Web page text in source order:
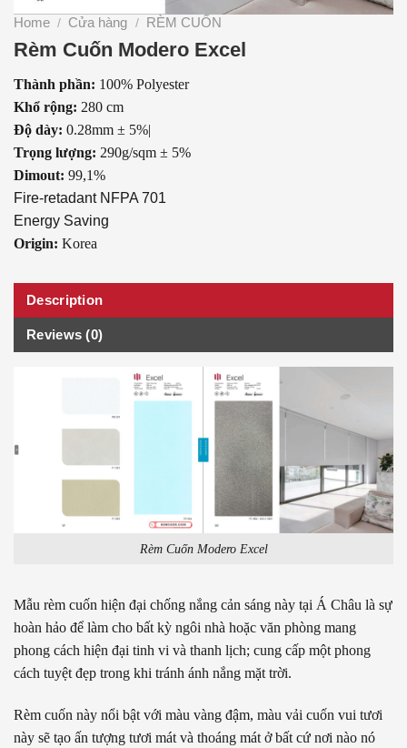
Home / Cửa hàng / RÈM CUỐN
Rèm Cuốn Modero Excel
Thành phần: 100% Polyester
Khổ rộng: 280 cm
Độ dày: 0.28mm ± 5%|
Trọng lượng: 290g/sqm ± 5%
Dimout: 99,1%
Fire-retadant NFPA 701
Energy Saving
Origin: Korea
Description
Reviews (0)
Rèm Cuốn Modero Excel
Mẫu rèm cuốn hiện đại chống nắng cản sáng này tại Á Châu là sự
hoàn hảo để làm cho bất kỳ ngôi nhà hoặc văn phòng mang
phong cách hiện đại tinh vi và thanh lịch; cung cấp một phong
cách tuyệt đẹp trong khi tránh ánh nắng mặt trời.
Rèm cuốn này nổi bật với màu vàng đậm, màu vải cuốn vui tươi
này sẽ tạo ấn tượng tươi mát và thoáng mát ở bất cứ nơi nào nó